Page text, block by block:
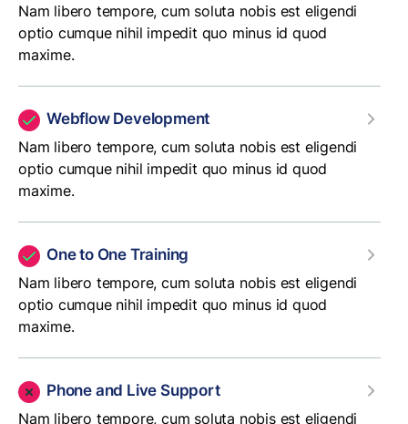
Nam libero tempore, cum soluta nobis est eligendi
optio cumque nihil impedit quo minus id quod
maxime.
Webflow Development
Nam libero tempore, cum soluta nobis est eligendi
optio cumque nihil impedit quo minus id quod
maxime.
One to One Training
Nam libero tempore, cum soluta nobis est eligendi
optio cumque nihil impedit quo minus id quod
maxime.
Phone and Live Support
Nam libero tempore, cum soluta nobis est eligendi